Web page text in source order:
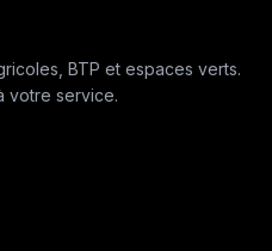
BTP et espaces verts.
votre service.